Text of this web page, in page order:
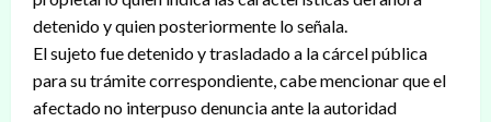
detenido y quien posteriormente lo señala.
El sujeto fue detenido y trasladado a la cárcel pública
para su trámite correspondiente, cabe mencionar que el
afectado no interpuso denuncia ante la autoridad